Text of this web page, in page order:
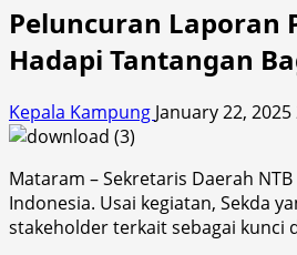
Peluncuran Laporan
Hadapi Tantangan
Kepala Kampung January 22, 2025
Mataram – Sekretaris Daerah
Indonesia. Usai kegiatan, Sekda
stakeholder terkait sebagai kunci